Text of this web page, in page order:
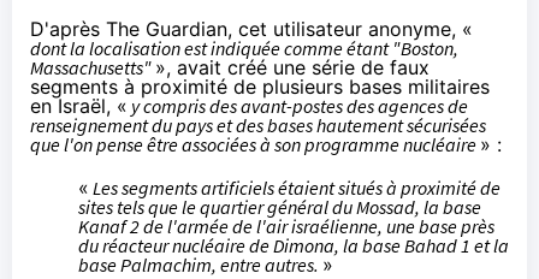
D'après The Guardian, cet utilisateur anonyme, «
dont la localisation est indiquée comme étant "Boston,
Massachusetts" », avait créé une série de faux
segments à proximité de plusieurs bases militaires
en Israël, « y compris des avant-postes des agences de
renseignement du pays et des bases hautement sécurisées
que l'on pense être associées à son programme nucléaire » :
« Les segments artificiels étaient situés à proximité de
sites tels que le quartier général du Mossad, la base
Kanaf 2 de l'armée de l'air israélienne, une base près
du réacteur nucléaire de Dimona, la base Bahad 1 et la
base Palmachim, entre autres. »